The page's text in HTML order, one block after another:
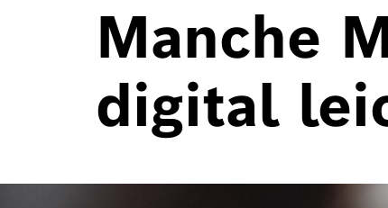
Manche
digital